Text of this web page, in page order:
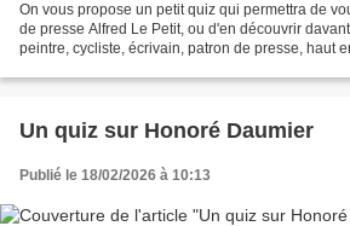
On vous propose un petit quiz qui permettra de
de presse Alfred Le Petit, ou d'en découvrir
peintre, cycliste, écrivain, patron de presse, haut
Un quiz sur Honoré Daumier
Publié le 18/02/2026 à 10:13